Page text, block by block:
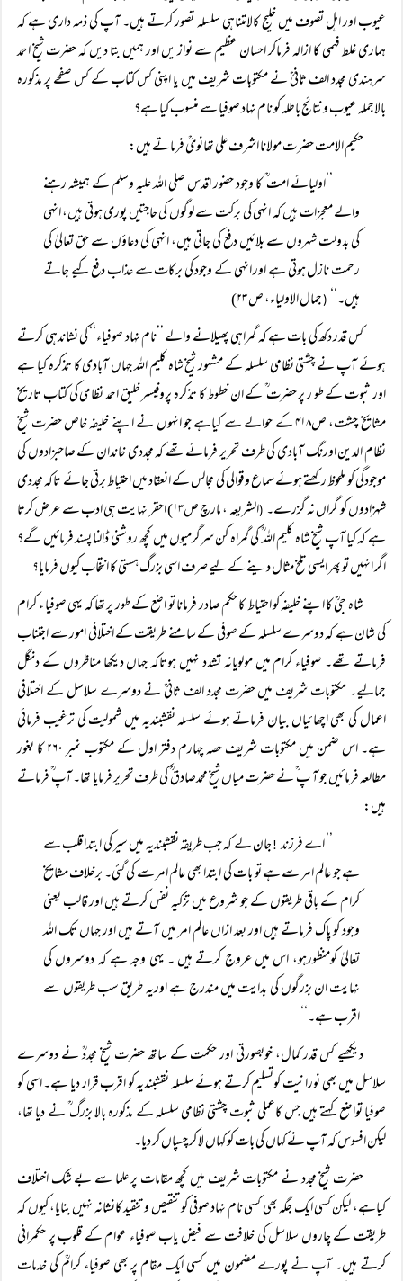
عیوب اور اہل تصوف میں خلیج کالامتناہی سلسلہ تصور کرتے ہیں۔ آپ کی ذمہ داری ہے کہ
ہماری غلط فہمی کا ازالہ فرماکر احسان عظیم سے نواز یں اور ہمیں بتا دیں کہ حضرت شیخ احمد
سرہندی مجدد الف ثانیؒ نے مکتوبات شریف میں یا اپنی کس کتاب کے کس صفحے پر مذکورہ
بالاجملہ عیوب ونتائج باطلہ کو نام نہاد صوفیا سے منسوب کیا ہے؟
حکیم الامت حضر ت مولانا اشرف علی تھانویؒ فرماتے ہیں:
’’اولیائے امت ؒ کا وجود حضور اقدس صلی اللہ علیہ وسلم کے ہمیشہ رہنے
والے معجزات ہیں کہ انہی کی برکت سے لوگوں کی حاجتیں پوری ہوتی ہیں، انہی
کی بدولت شہروں سے بلائیں دفع کی جاتی ہیں، انہی کی دعاؤں سے حق تعالیٰ کی
رحمت نازل ہوتی ہے اور انہی کے وجود کی برکات سے عذاب دفع کیے جاتے
ہیں۔‘‘
(جمال الاولیاء، ص ۲۳)
کس قدر دکھ کی بات ہے کہ گمراہی پھیلانے والے ’’نام نہاد صوفیاء‘‘ کی نشاندہی کرتے
ہوئے آپ نے چشتی نظامی سلسلہ کے مشہور شیخ شاہ کلیم اللہ جہاں آبادی کا تذکرہ کیا ہے
اور ثبوت کے طو ر پر حضرت ؒ کے ان خطوط کا تذکرہ پروفیسر خلیق احمد نظامی کی کتاب تاریخ
مشایخ چشت، ص۴۱۸ کے حوالے سے کیاہے جو انہوں نے اپنے خلیفہ خاص حضرت شیخ
نظام الدین اورنگ آبادی کی طرف تحریر فرمائے تھے کہ مجددی خاندان کے صاحبزادوں کی
موجودگی کو ملحوظ رکھتے ہوئے سماع وقوالی کی مجالس کے انعقاد میں احتیاط برتی جائے تاکہ مجددی
شہزادوں کو گراں نہ گزرے۔ (
الشریعہ ، مارچ ص۱۳) احقر نہایت ہی ادب سے عرض کرتا
ہے کہ کیا آپ شیخ شاہ کلیم اللہ ؒ کی گمراہ کن سرگرمیوں میں کچھ روشنی ڈالنا پسند فرمائیں گے؟
اگر انہیں تو پھر ایسی تلخ مثال دینے کے لیے صرف اسی بزرگ ہستی کا انتخاب کیوں فرمایا؟
شاہ جیؒ کا اپنے خلیفہ کو احتیاط کا حکم صادر فرمانا تو اضع کے طور پر تھا کہ یہی صوفیا ء کرام
کی شان ہے کہ دوسرے سلسلہ کے صوفی کے سامنے طریقت کے اختلافی امور سے اجتناب
فرماتے تھے۔ صوفیاء کرام میں مولویانہ تشدد نہیں ہوتاکہ جہاں دیکھا مناظروں کے دنگل
جمالیے۔ مکتوبات شریف میں حضرت مجدد الف ثانیؒ نے دوسرے سلاسل کے اختلافی
اعمال کی بھی اچھائیاں بیان فرماتے ہوئے سلسلہ نقشبندیہ میں شمولیت کی ترغیب فرمائی
ہے۔ اس ضمن میں مکتوبات شریف حصہ چہارم دفتر اول کے مکتوب نمبر ۲۶۰ کا بغور
مطالعہ فرمائیں جو آ پ ؒ نے حضرت میاں شیخ محمدصادق ؒ کی طرف تحریر فرمایا تھا۔ آپ ؒ فرماتے
ہیں:
’’ اے فرزند!جان لے کہ جب طریقہ نقشبندیہ میں سیر کی ابتدا قلب سے
ہے جو عالم امر سے ہے تو بات کی ابتدا بھی عالم امر سے کی گئی۔ برخلاف مشایخ
کرام کے باقی طریقوں کے جو شروع میں تزکیہ نفس کرتے ہیں اور قالب یعنی
وجود کو پاک فرماتے ہیں اور بعد ازاں عالم امر میں آتے ہیں اور جہاں تک اللہ
تعالیٰ کومنظورہو، اس میں عروج کرتے ہیں ۔ یہی وجہ ہے کہ دوسروں کی
نہایت ان بزرگوں کی بدایت میں مندرج ہے اوریہ طریق سب طریقوں سے
اقرب ہے۔‘‘
دیکھیے کس قدر کمال، خوبصورتی اور حکمت کے ساتھ حضرت شیخ مجددؒ نے دوسرے
سلاسل میں بھی نورانیت کوتسلیم کرتے ہوئے سلسلہ نقشبندیہ کو اقرب قرار دیا ہے۔ اسی کو
صوفیا تواضع کہتے ہیں جس کاعملی ثبوت چشتی نظامی سلسلہ کے مذکورہ بالا بزرگ ؒ نے دیا تھا،
لیکن افسوس کہ آپ نے کہاں کی بات کو کہاں لا کر چسپاں کر دیا۔
حضرت شیخ مجدد نے مکتوبات شریف میں کچھ مقامات پر علما سے بے شک اختلاف
کیاہے، لیکن کسی ایک جگہ بھی کسی نام نہاد صوفی کوتنقیص وتنقید کانشانہ نہیں بنایا، کیوں کہ
طریقت کے چاروں سلاسل کی خلافت سے فیض یاب صوفیاء عوام کے قلوب پر حکمرانی
کرتے ہیں۔ آپ نے پورے مضمون میں کسی ایک مقام پر بھی صوفیاء کرامؒ کی خدمات